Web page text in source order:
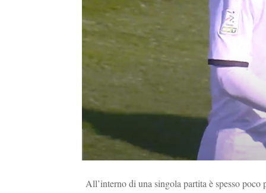
All’interno di una singola partita è spesso